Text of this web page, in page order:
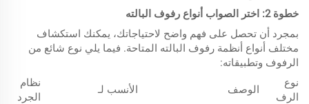
خطوة2
: اختر الصواب أنواع رفوف البالته
بمجرد أن تحصل على فهم واضح لاحتياجاتك، يمكنك استكشاف
مختلف أنواع أنظمة رفوف البالته المتاحة. فيما يلي نوع شائع من
الرفوف وتطبيقاته:
نوع
الرف
الوصف الأنسب لـ
نظام
الجرد